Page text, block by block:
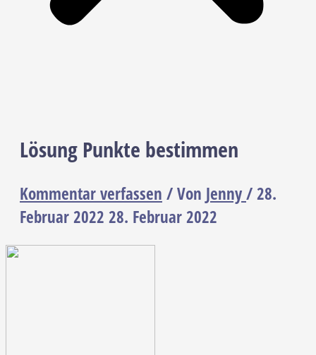
Lösung Punkte bestimmen
Kommentar verfassen / Von Jenny/28.
Februar 2022 28. Februar 2022